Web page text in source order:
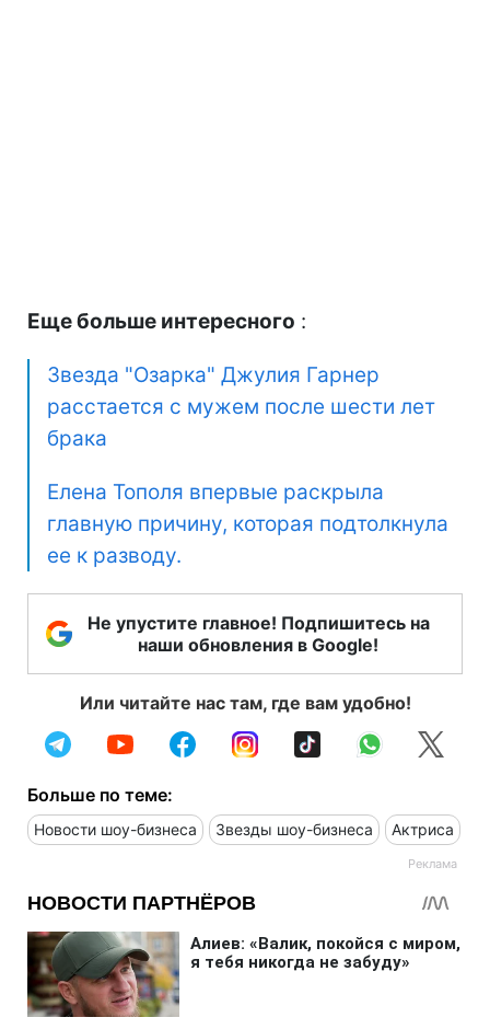
Еще больше интересного :
Звезда "Озарка" Джулия Гарнер
расстается с мужем после шести лет
брака
Елена Тополя впервые раскрыла
главную причину, которая подтолкнула
ее к разводу.
Не упустите главное! Подпишитесь на
наши обновления в Google!
Или читайте нас там, где вам удобно!
Больше по теме:
Новости шоу-бизнеса Звезды шоу-бизнеса Актриса